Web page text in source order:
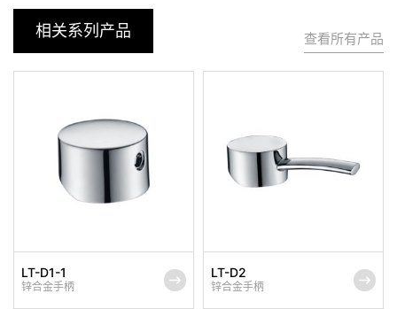
相关系列产品 查看所有产品
LT-D1-1
锌合金手柄
LT-D2
锌合金手柄